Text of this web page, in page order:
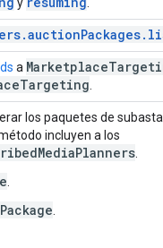
a Marketplace
Targeting
los paquetes de subasta
incluyen a los